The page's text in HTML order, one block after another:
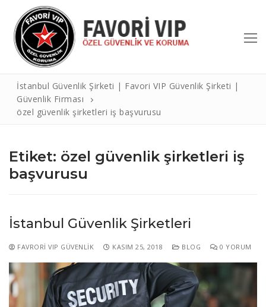
Arama:
Hizmetlerimiz
Referanslar
Blog
Linkler
İstanbul Güvenlik Şirketi | Favori VIP Güvenlik Şirketi |
Güvenlik Firması
özel güvenlik şirketleri iş başvurusu
Etiket: özel güvenlik şirketleri iş
başvurusu
İstanbul Güvenlik Şirketleri
FAVRORI VIP GÜVENLIK KASIM 25, 2018 BLOG 0 YORUM